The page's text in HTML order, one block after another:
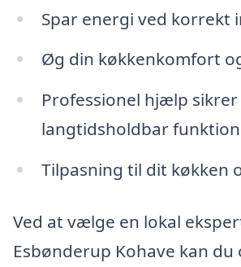
Spar energi ved korrekt
Øg din køkkenkomfort
Professionel hjælp sikrer
langtidsholdbar funktion
Tilpasning til dit køkken
Ved at vælge en lokal
Esbønderup Kohave kan